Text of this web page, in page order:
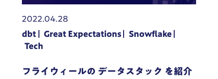
2022.04.28
dbt
Great Expectations
Snowflake
Tech
フライウィールの データスタック を紹介